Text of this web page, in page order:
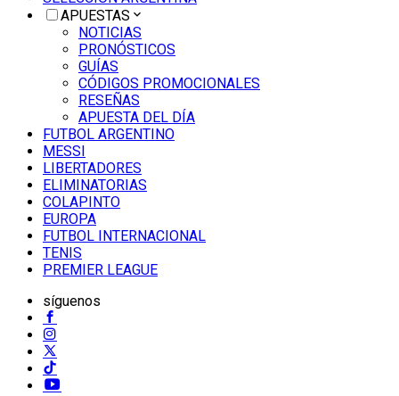
APUESTAS
NOTICIAS
PRONÓSTICOS
GUÍAS
CÓDIGOS PROMOCIONALES
RESEÑAS
APUESTA DEL DÍA
FUTBOL ARGENTINO
MESSI
LIBERTADORES
ELIMINATORIAS
COLAPINTO
EUROPA
FUTBOL INTERNACIONAL
TENIS
PREMIER LEAGUE
síguenos